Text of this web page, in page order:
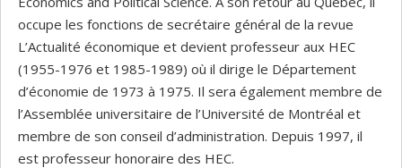
occupe les fonctions de secrétaire général de la revue
L’Actualité économique et devient professeur aux HEC
(1955-1976 et 1985-1989) où il dirige le Département
d’économie de 1973 à 1975. Il sera également membre de
l’Assemblée universitaire de l’Université de Montréal et
membre de son conseil d’administration. Depuis 1997, il
est professeur honoraire des HEC.